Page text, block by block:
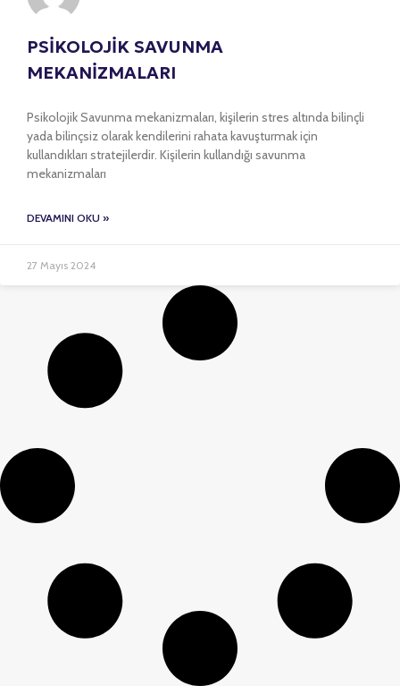
PSİKOLOJİK SAVUNMA
MEKANİZMALARI
Psikolojik Savunma mekanizmaları, kişilerin stres altında bilinçli
yada bilinçsiz olarak kendilerini rahata kavuşturmak için
kullandıkları stratejilerdir. Kişilerin kullandığı savunma
mekanizmaları
DEVAMINI OKU »
27 Mayıs 2024